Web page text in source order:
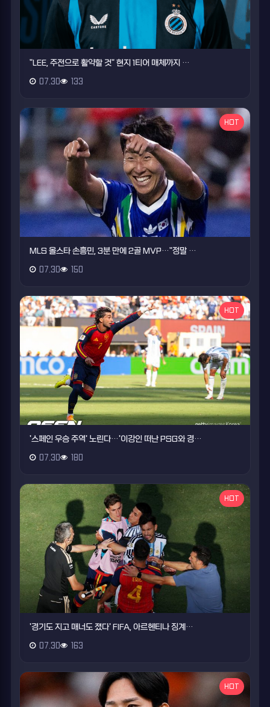
"LEE, 주전으로 활약할 것" 현지 1티어 매체까지 …
07.30 133
HOT
MLS 올스타 손흥민, 3분 만에 2골 MVP…"정말 …
07.30 150
HOT
'스페인 우승 주역' 노린다…'이강인 떠난 PSG와 경…
07.30 180
HOT
'경기도 지고 매너도 졌다' FIFA, 아르헨티나 징계…
07.30 163
HOT